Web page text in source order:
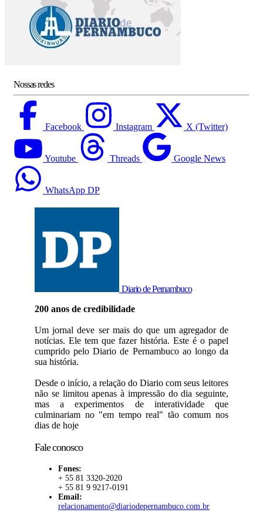
Nossas redes
Facebook Instagram X (Twitter)
Youtube Threads Google News
WhatsApp DP
Diario de Pernambuco
200 anos de credibilidade
Um jornal deve ser mais do que um agregador de
notícias. Ele tem que fazer história. Este é o papel
cumprido pelo Diario de Pernambuco ao longo da
sua história.
Desde o início, a relação do Diario com seus leitores
não se limitou apenas à impressão do dia seguinte,
mas a experimentos de interatividade que
culminariam no "em tempo real" tão comum nos
dias de hoje
Fale conosco
Fones:
+ 55 81 3320-2020
+ 55 81 9 9217-0191
Email:
relacionamento@diariodepernambuco.com.br